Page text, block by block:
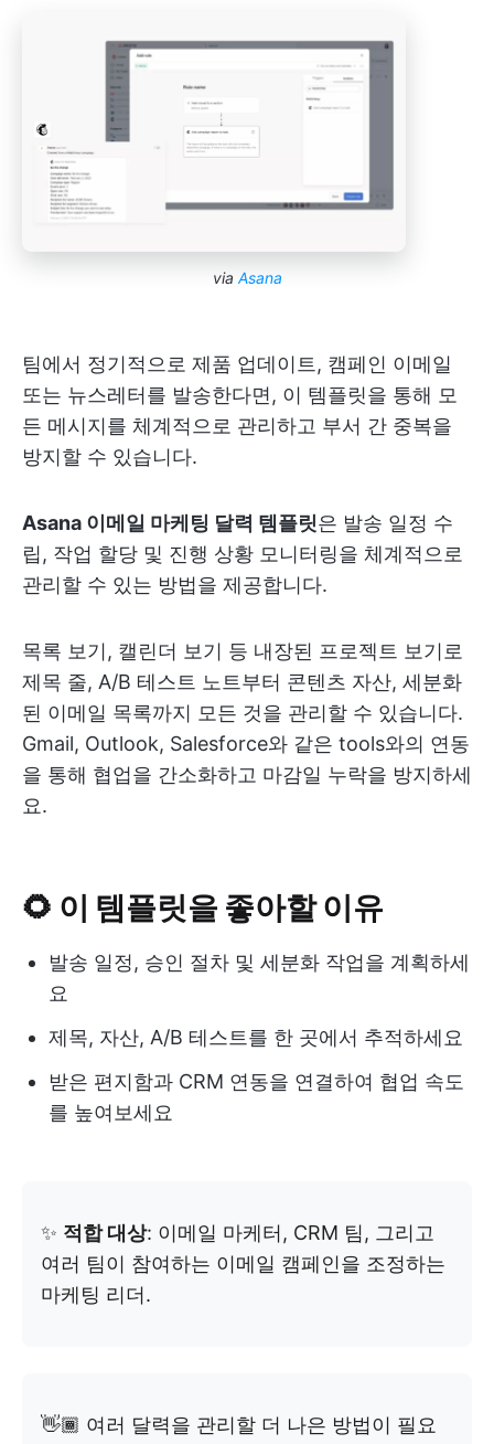
via Asana
팀에서 정기적으로 제품 업데이트, 캠페인 이메일
또는 뉴스레터를 발송한다면, 이 템플릿을 통해 모
든 메시지를 체계적으로 관리하고 부서 간 중복을
방지할 수 있습니다.
Asana 이메일 마케팅 달력 템플릿은 발송 일정 수
립, 작업 할당 및 진행 상황 모니터링을 체계적으로
관리할 수 있는 방법을 제공합니다.
목록 보기, 캘린더 보기 등 내장된 프로젝트 보기로
제목 줄, A/B 테스트 노트부터 콘텐츠 자산, 세분화
된 이메일 목록까지 모든 것을 관리할 수 있습니다.
Gmail, Outlook, Salesforce와 같은 tools와의 연동
을 통해 협업을 간소화하고 마감일 누락을 방지하세
요.
🌻 이 템플릿을 좋아할 이유
발송 일정, 승인 절차 및 세분화 작업을 계획하세
요
제목, 자산, A/B 테스트를 한 곳에서 추적하세요
받은 편지함과 CRM 연동을 연결하여 협업 속도
를 높여보세요
✨ 적합 대상: 이메일 마케터, CRM 팀, 그리고
여러 팀이 참여하는 이메일 캠페인을 조정하는
마케팅 리더.
👋🏾 여러 달력을 관리할 더 나은 방법이 필요